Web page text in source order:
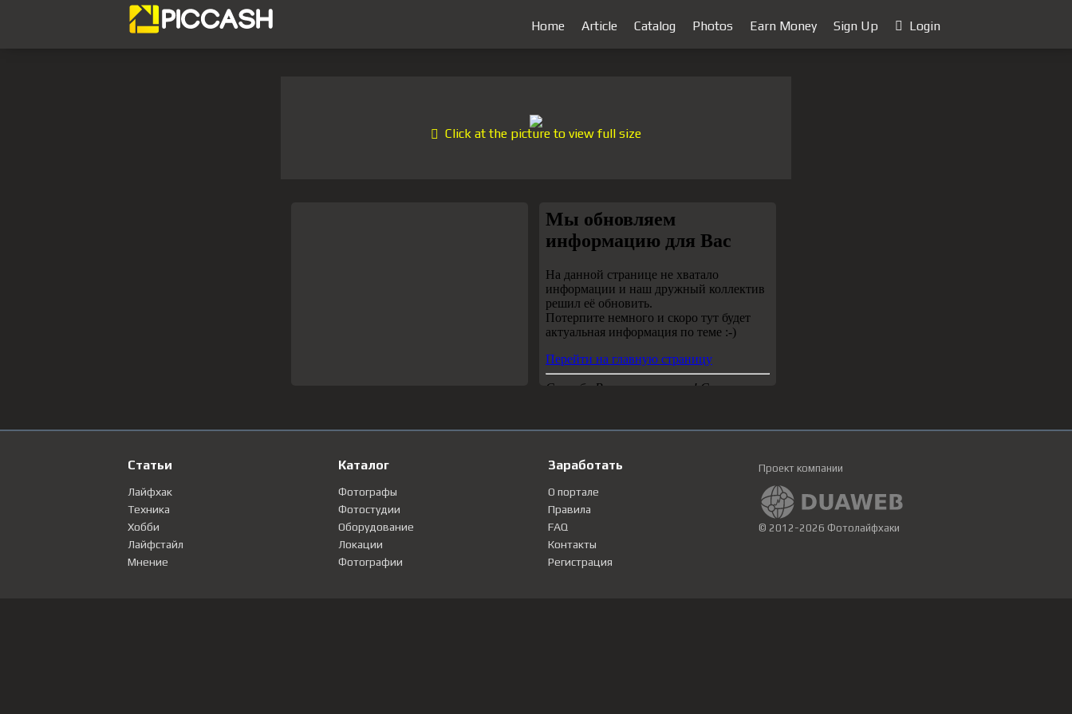
Home Article Catalog Photos Earn Money Sign Up Login
Click at the picture to view full size
Статьи
Лайфхак
Техника
Хобби
Лайфстайл
Мнение
Каталог
Фотографы
Фотостудии
Оборудование
Локации
Фотографии
Заработать
О портале
Правила
FAQ
Контакты
Регистрация
Проект компании
© 2012-2026 Фотолайфхаки